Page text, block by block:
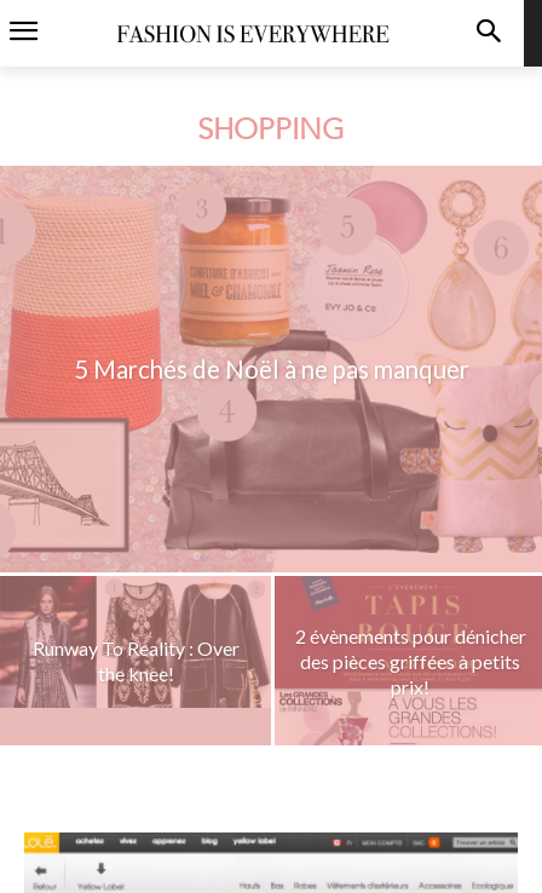
SHOPPING
5 Marchés de Noël à ne pas manquer
Runway To Reality : Over
the knee!
2 évènements pour dénicher
des pièces griffées à petits
prix!